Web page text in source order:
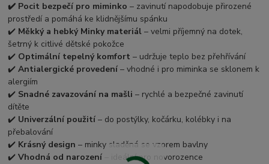
✔️ Pocit bezpečí pro miminko – zavinutí napodobuje přirozené
prostředí a pomáhá ke klidnějšímu spánku
✔️ Měkký a hebký Minky materiál – velmi příjemný na dotek,
šetrný k citlivé dětské pokožce
✔️ Optimální tepelný komfort – udržuje teplo bez přehřívání
✔️Antialergické provedení – vhodné i pro miminka se sklonem k
alergiím
✔️ Snadné zavazování na mašli – rychlé a bezpečné zavinutí
dítěte
✔️ Univerzální použití – do postýlky, kočárku, kolébky i na
přebalování
✔️ Krásný design – minky sladěná se vzorem bavlny
✔️Vhodná od narození – ideální pro novorozence